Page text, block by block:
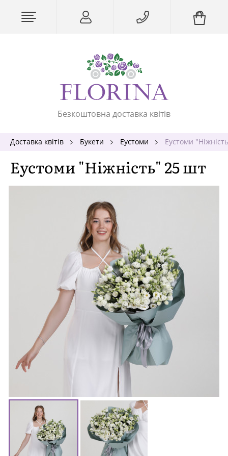
Безкоштовна доставка квітів
Доставка квітів Букети Еустоми Еустоми
Еустоми "Ніжність" 25 шт